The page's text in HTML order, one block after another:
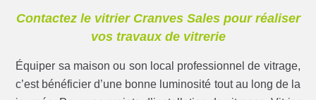
Contactez le vitrier Cranves Sales pour réaliser
vos travaux de vitrerie
Équiper sa maison ou son local professionnel de vitrage,
c’est bénéficier d’une bonne luminosité tout au long de la